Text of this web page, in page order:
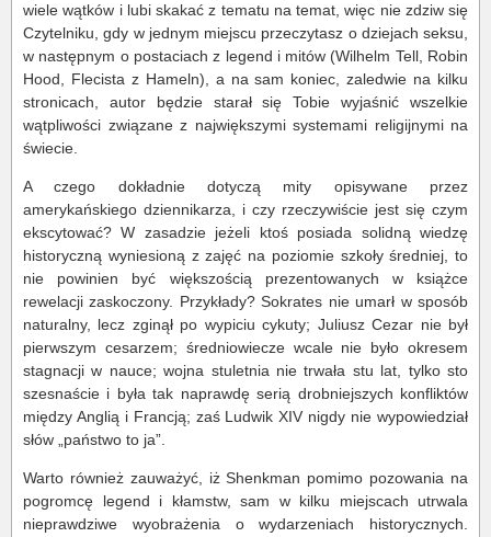
wiele wątków i lubi skakać z tematu na temat, więc nie zdziw się
Czytelniku, gdy w jednym miejscu przeczytasz o dziejach seksu,
w następnym o postaciach z legend i mitów (Wilhelm Tell, Robin
Hood, Flecista z Hameln), a na sam koniec, zaledwie na kilku
stronicach, autor będzie starał się Tobie wyjaśnić wszelkie
wątpliwości związane z największymi systemami religijnymi na
świecie.
A czego dokładnie dotyczą mity opisywane przez
amerykańskiego dziennikarza, i czy rzeczywiście jest się czym
ekscytować? W zasadzie jeżeli ktoś posiada solidną wiedzę
historyczną wyniesioną z zajęć na poziomie szkoły średniej, to
nie powinien być większością prezentowanych w książce
rewelacji zaskoczony. Przykłady? Sokrates nie umarł w sposób
naturalny, lecz zginął po wypiciu cykuty; Juliusz Cezar nie był
pierwszym cesarzem; średniowiecze wcale nie było okresem
stagnacji w nauce; wojna stuletnia nie trwała stu lat, tylko sto
szesnaście i była tak naprawdę serią drobniejszych konfliktów
między Anglią i Francją; zaś Ludwik XIV nigdy nie wypowiedział
słów „państwo to ja”.
Warto również zauważyć, iż Shenkman pomimo pozowania na
pogromcę legend i kłamstw, sam w kilku miejscach utrwala
nieprawdziwe wyobrażenia o wydarzeniach historycznych.